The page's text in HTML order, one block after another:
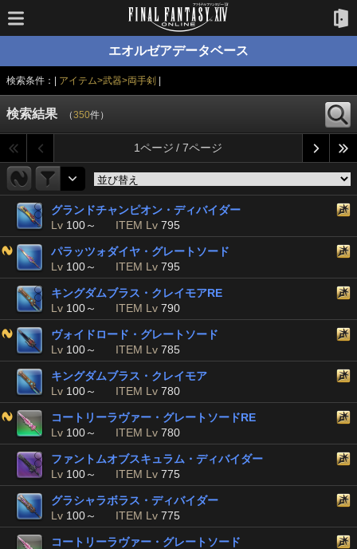
エオルゼアデータベース
検索条件：| アイテム>武器>両手剣
検索結果 （350件）
1ページ / 7ページ
グランドチャンピオン・ディバイダー
Lv 100～ ITEM Lv 795
パラッツォダイヤ・グレートソード
Lv 100～ ITEM Lv 795
キングダムブラス・クレイモアRE
Lv 100～ ITEM Lv 790
ヴォイドロード・グレートソード
Lv 100～ ITEM Lv 785
キングダムブラス・クレイモア
Lv 100～ ITEM Lv 780
コートリーラヴァー・グレートソードRE
Lv 100～ ITEM Lv 780
ファントムオブスキュラム・ディバイダー
Lv 100～ ITEM Lv 775
グラシャラボラス・ディバイダー
Lv 100～ ITEM Lv 775
コートリーラヴァー・グレートソード